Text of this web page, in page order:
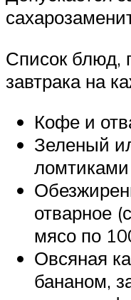
Список блюд,
завтрака на
Кофе и
Зеленый
ломтиками
отварное
мясо по
Овсяная
бананом,